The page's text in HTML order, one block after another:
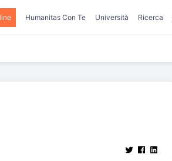
Humanitas Con Te Università Ricerca